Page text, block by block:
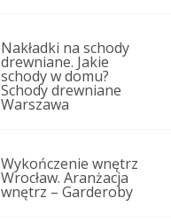
Nakładki na schody
drewniane. Jakie
schody w domu?
Schody drewniane
Warszawa
Wykończenie wnętrz
Wrocław. Aranżacja
wnętrz – Garderoby